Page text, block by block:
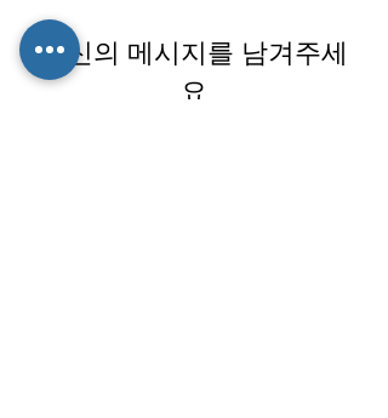
당신의 메시지를 남겨주세
요